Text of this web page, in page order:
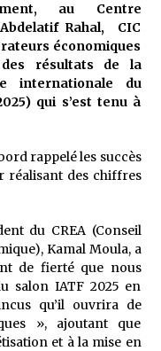
lance une carte VISA
l’étranger
août prochain :
numérique dédiée
des
national de
campagne de
de la communauté
nationale de
au Centre
Rahal, CIC
économiques
résultats de la
internationale du
qui s’est tenu à
rappelé les succès
réalisant des chiffres
du CREA (Conseil
Kamal Moula, a
de fierté que nous
salon IATF 2025 en
qu’il ouvrira de
», ajoutant que
et à la mise en